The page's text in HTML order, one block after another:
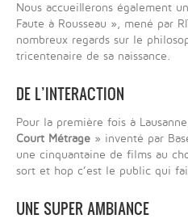
Nous accueillerons également
Faute à Rousseau », mené par
nombreux regards sur le
tricentenaire de sa naissance.
DE L’INTERACTION
Pour la première fois à
Court Métrage » inventé par
une cinquantaine de films au
sort et hop c’est le public qui
UNE SUPER AMBIANCE